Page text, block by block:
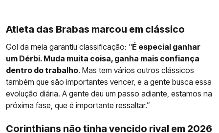
Atleta das Brabas marcou em clássico
Gol da meia garantiu classificação: "É especial ganhar
um Dérbi. Muda muita coisa, ganha mais confiança
dentro do trabalho. Mas tem vários outros clássicos
também que são importantes vencer, e a gente busca essa
evolução diária. A gente deu um passo adiante, estamos na
próxima fase, que é importante ressaltar.”
Corinthians não tinha vencido rival em 2026